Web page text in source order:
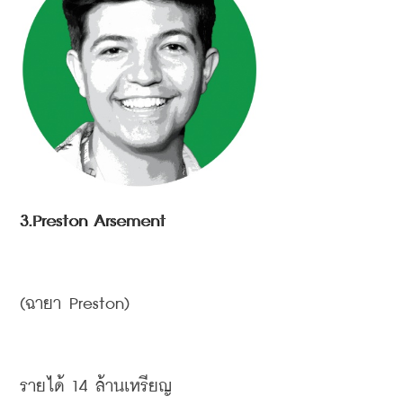
3.Preston Arsement
(ฉายา Preston)
รายได้ 14 ล้านเหรียญ